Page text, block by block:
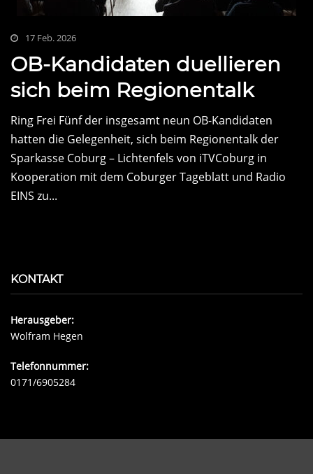
17 Feb. 2026
OB-Kandidaten duellieren
sich beim Regionentalk
Ring Frei Fünf der insgesamt neun OB-Kandidaten
hatten die Gelegenheit, sich beim Regionentalk der
Sparkasse Coburg – Lichtenfels von iTVCoburg in
Kooperation mit dem Coburger Tageblatt und Radio
EINS zu...
KONTAKT
Herausgeber:
Wolfram Hegen
Telefonnummer:
0171/6905284